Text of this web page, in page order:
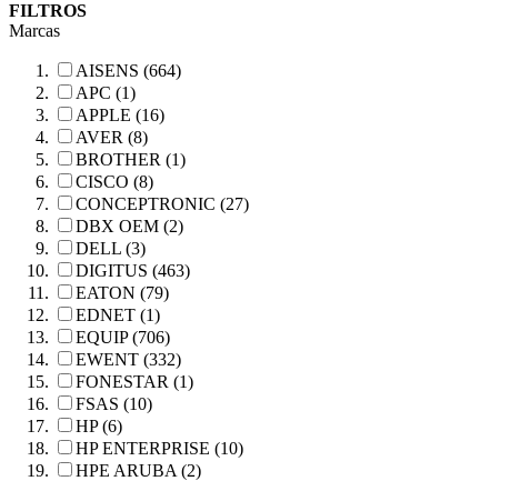
FILTROS
Marcas
AISENS (664)
APC (1)
APPLE (16)
AVER (8)
BROTHER (1)
CISCO (8)
CONCEPTRONIC (27)
DBX OEM (2)
DELL (3)
DIGITUS (463)
EATON (79)
EDNET (1)
EQUIP (706)
EWENT (332)
FONESTAR (1)
FSAS (10)
HP (6)
HP ENTERPRISE (10)
HPE ARUBA (2)